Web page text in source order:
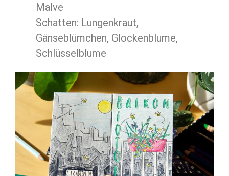
Malve
Schatten: Lungenkraut,
Gänseblümchen, Glockenblume,
Schlüsselblume